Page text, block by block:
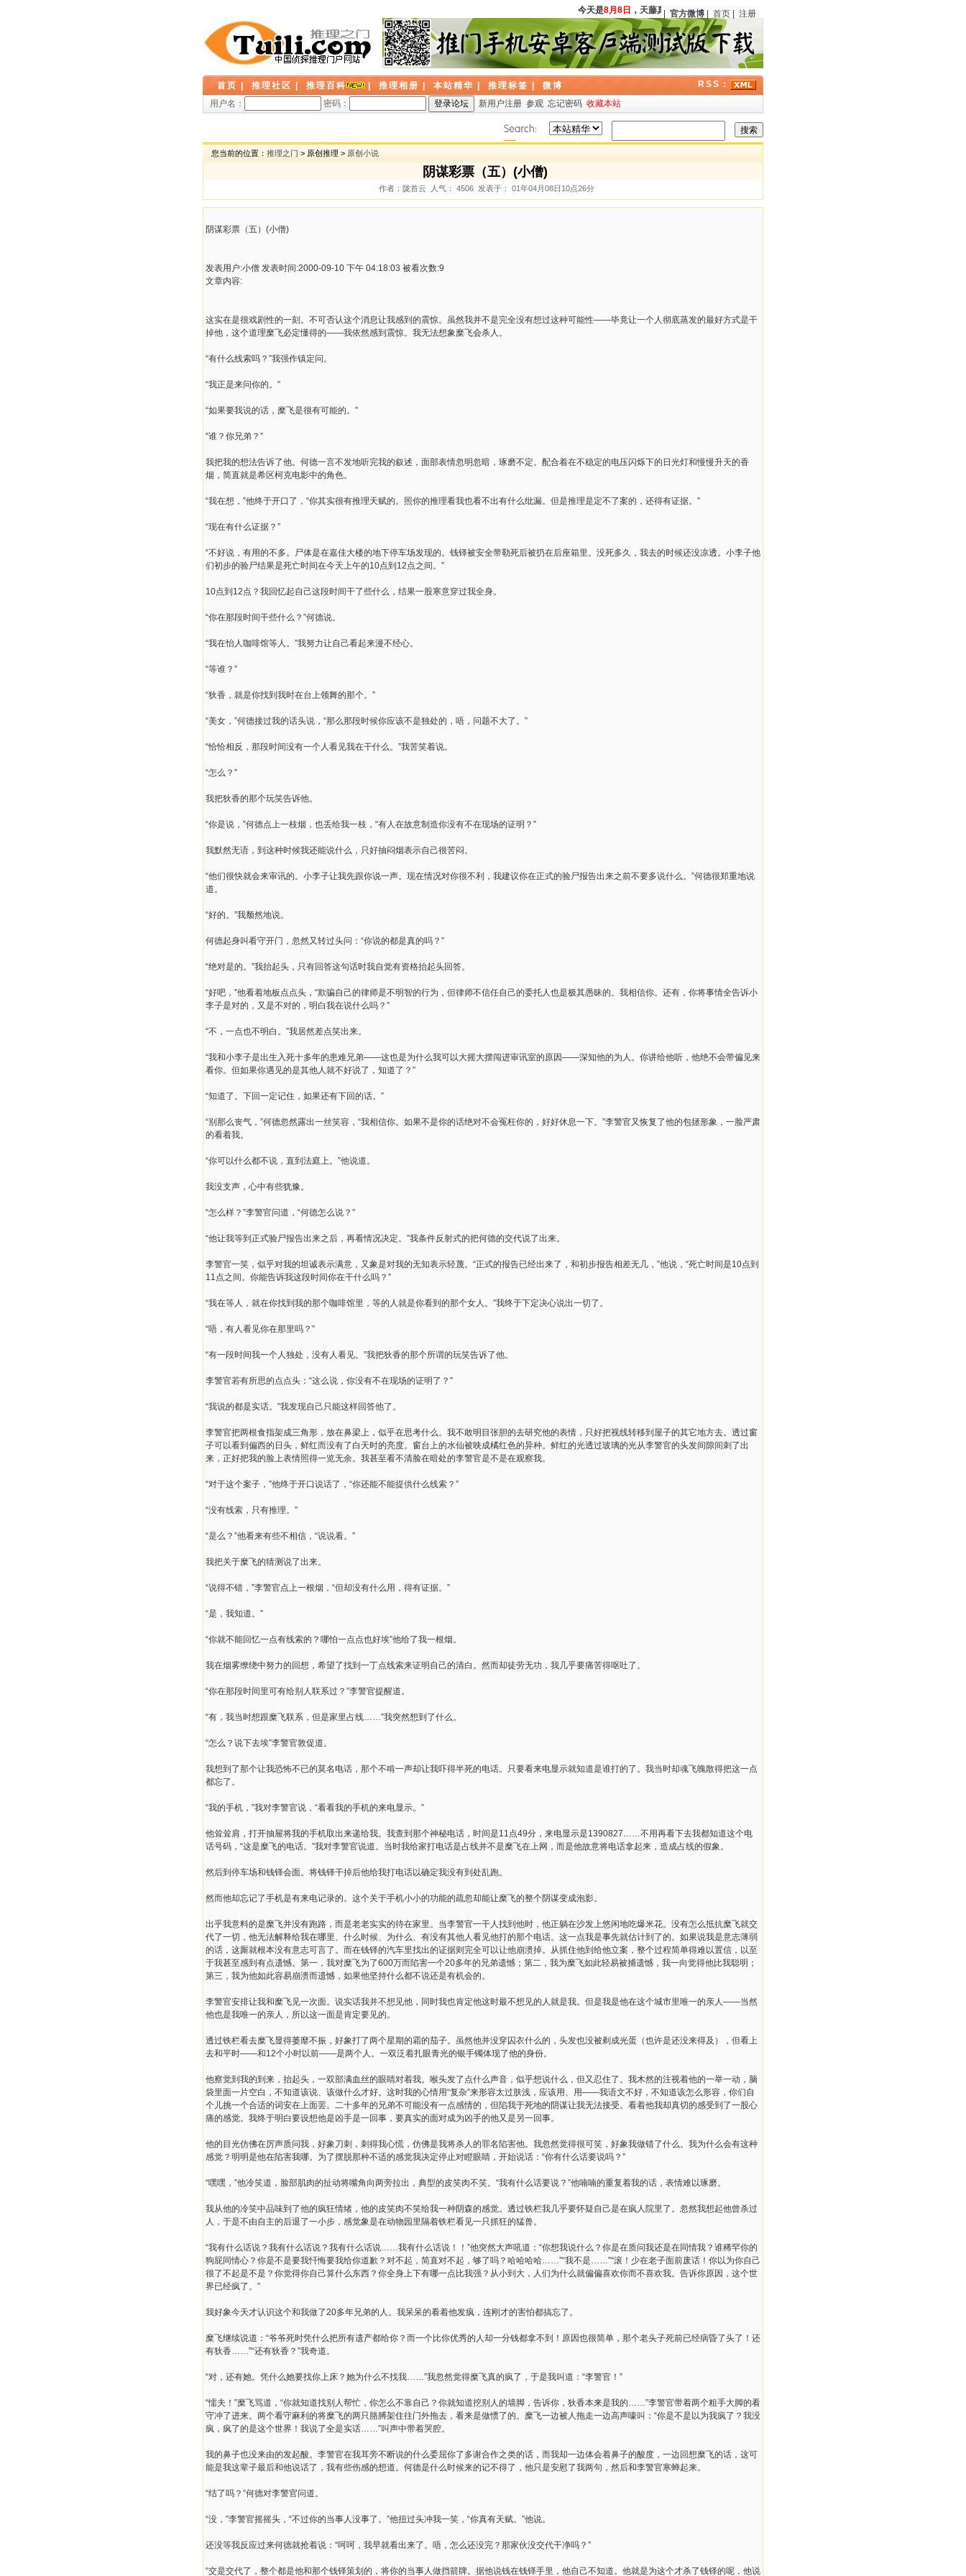
今天是8月8日 ， 天藤真（日本）诞辰 111周年；伊丽莎白·彼得斯
官方微博 首页 注册
首页 推理社区 推理百科 推理相册 本站精华 推理标签 微博
RSS：
用户名：
密码： 新用户注册 参观 忘记密码 收藏本站
您当前的位置： 推理之门 > 原创推理 > 原创小说
阴谋彩票（五）(小僧)
作者：陇首云 人气： 4506 发表于： 01年04月08日10点26分
阴谋彩票（五）(小僧)
发表用户:小僧 发表时间:2000-09-10 下午 04:18:03 被看次数:9
文章内容:
这实在是很戏剧性的一刻。不可否认这个消息让我感到的震惊。虽然我并不是完全没有想过这种可能性——毕竟让一个人彻底蒸发的最好方式是干
掉他，这个道理糜飞必定懂得的——我依然感到震惊。我无法想象糜飞会杀人。
“有什么线索吗？”我强作镇定问。
“我正是来问你的。”
“如果要我说的话，糜飞是很有可能的。”
“谁？你兄弟？”
我把我的想法告诉了他。何德一言不发地听完我的叙述，面部表情忽明忽暗，琢磨不定。配合着在不稳定的电压闪烁下的日光灯和慢慢升天的香
烟，简直就是希区柯克电影中的角色。
“我在想，”他终于开口了，“你其实很有推理天赋的。照你的推理看我也看不出有什么纰漏。但是推理是定不了案的，还得有证据。”
“现在有什么证据？”
“不好说，有用的不多。尸体是在嘉佳大楼的地下停车场发现的。钱铎被安全带勒死后被扔在后座箱里。没死多久，我去的时候还没凉透。小李子他
们初步的验尸结果是死亡时间在今天上午的10点到12点之间。”
10点到12点？我回忆起自己这段时间干了些什么，结果一股寒意穿过我全身。
“你在那段时间干些什么？”何德说。
“我在怡人咖啡馆等人。”我努力让自己看起来漫不经心。
“等谁？”
“狄香，就是你找到我时在台上领舞的那个。”
“美女，”何德接过我的话头说，“那么那段时候你应该不是独处的，唔，问题不大了。”
“恰恰相反，那段时间没有一个人看见我在干什么。”我苦笑着说。
“怎么？”
我把狄香的那个玩笑告诉他。
“你是说，”何德点上一枝烟，也丢给我一枝，“有人在故意制造你没有不在现场的证明？”
我默然无语，到这种时候我还能说什么，只好抽闷烟表示自己很苦闷。
“他们很快就会来审讯的。小李子让我先跟你说一声。现在情况对你很不利，我建议你在正式的验尸报告出来之前不要多说什么。”何德很郑重地说
道。
“好的。”我颓然地说。
何德起身叫看守开门，忽然又转过头问：“你说的都是真的吗？”
“绝对是的。”我抬起头，只有回答这句话时我自觉有资格抬起头回答。
“好吧，”他看着地板点点头，“欺骗自己的律师是不明智的行为，但律师不信任自己的委托人也是极其愚昧的。我相信你。还有，你将事情全告诉小
李子是对的，又是不对的，明白我在说什么吗？”
“不，一点也不明白。”我居然差点笑出来。
“我和小李子是出生入死十多年的患难兄弟——这也是为什么我可以大摇大摆闯进审讯室的原因——深知他的为人。你讲给他听，他绝不会带偏见来
看你。但如果你遇见的是其他人就不好说了，知道了？”
“知道了。下回一定记住，如果还有下回的话。”
“别那么丧气，”何德忽然露出一丝笑容，“我相信你。如果不是你的话绝对不会冤枉你的，好好休息一下。”李警官又恢复了他的包拯形象，一脸严肃
的看着我。
“你可以什么都不说，直到法庭上。”他说道。
我没支声，心中有些犹豫。
“怎么样？”李警官问道，“何德怎么说？”
“他让我等到正式验尸报告出来之后，再看情况决定。”我条件反射式的把何德的交代说了出来。
李警官一笑，似乎对我的坦诚表示满意，又象是对我的无知表示轻蔑。“正式的报告已经出来了，和初步报告相差无几，”他说，“死亡时间是10点到
11点之间。你能告诉我这段时间你在干什么吗？”
“我在等人，就在你找到我的那个咖啡馆里，等的人就是你看到的那个女人。”我终于下定决心说出一切了。
“唔，有人看见你在那里吗？”
“有一段时间我一个人独处，没有人看见。”我把狄香的那个所谓的玩笑告诉了他。
李警官若有所思的点点头：“这么说，你没有不在现场的证明了？”
“我说的都是实话。”我发现自己只能这样回答他了。
李警官把两根食指架成三角形，放在鼻梁上，似乎在思考什么。我不敢明目张胆的去研究他的表情，只好把视线转移到屋子的其它地方去。透过窗
子可以看到偏西的日头，鲜红而没有了白天时的亮度。窗台上的水仙被映成橘红色的异种。鲜红的光透过玻璃的光从李警官的头发间隙间刺了出
来，正好把我的脸上表情照得一览无余。我甚至看不清脸在暗处的李警官是不是在观察我。
“对于这个案子，”他终于开口说话了，“你还能不能提供什么线索？”
“没有线索，只有推理。”
“是么？”他看来有些不相信，“说说看。”
我把关于糜飞的猜测说了出来。
“说得不错，”李警官点上一根烟，“但却没有什么用，得有证据。”
“是，我知道。”
“你就不能回忆一点有线索的？哪怕一点点也好埃”他给了我一根烟。
我在烟雾缭绕中努力的回想，希望了找到一丁点线索来证明自己的清白。然而却徒劳无功，我几乎要痛苦得呕吐了。
“你在那段时间里可有给别人联系过？”李警官提醒道。
“有，我当时想跟糜飞联系，但是家里占线……”我突然想到了什么。
“怎么？说下去埃”李警官敦促道。
我想到了那个让我恐怖不已的莫名电话，那个不啃一声却让我吓得半死的电话。只要看来电显示就知道是谁打的了。我当时却魂飞魄散得把这一点
都忘了。
“我的手机，”我对李警官说，“看看我的手机的来电显示。”
他耸耸肩，打开抽屉将我的手机取出来递给我。我查到那个神秘电话，时间是11点49分，来电显示是1390827……不用再看下去我都知道这个电
话号码，“这是糜飞的电话。”我对李警官说道。当时我给家打电话是占线并不是糜飞在上网，而是他故意将电话拿起来，造成占线的假象。
然后到停车场和钱铎会面。将钱铎干掉后他给我打电话以确定我没有到处乱跑。
然而他却忘记了手机是有来电记录的。这个关于手机小小的功能的疏忽却能让糜飞的整个阴谋变成泡影。
出乎我意料的是糜飞并没有跑路，而是老老实实的待在家里。当李警官一干人找到他时，他正躺在沙发上悠闲地吃爆米花。没有怎么抵抗糜飞就交
代了一切，他无法解释给我在哪里、什么时候、为什么、有没有其他人看见他打的那个电话。这一点我是事先就估计到了的。如果说我是意志薄弱
的话，这厮就根本没有意志可言了。而在钱铎的汽车里找出的证据则完全可以让他崩溃掉。从抓住他到给他立案，整个过程简单得难以置信，以至
于我甚至感到有点遗憾。第一，我对糜飞为了600万而陷害一个20多年的兄弟遗憾；第二，我为糜飞如此轻易被捕遗憾，我一向觉得他比我聪明；
第三，我为他如此容易崩溃而遗憾，如果他坚持什么都不说还是有机会的。
李警官安排让我和糜飞见一次面。说实话我并不想见他，同时我也肯定他这时最不想见的人就是我。但是我是他在这个城市里唯一的亲人——当然
他也是我唯一的亲人，所以这一面是肯定要见的。
透过铁栏看去糜飞显得萎靡不振，好象打了两个星期的霜的茄子。虽然他并没穿囚衣什么的，头发也没被剃成光蛋（也许是还没来得及），但看上
去和平时——和12个小时以前——是两个人。一双泛着扎眼青光的银手镯体现了他的身份。
他察觉到我的到来，抬起头，一双部满血丝的眼睛对着我。喉头发了点什么声音，似乎想说什么，但又忍住了。我木然的注视着他的一举一动，脑
袋里面一片空白，不知道该说、该做什么才好。这时我的心情用“复杂”来形容太过肤浅，应该用、用——我语文不好，不知道该怎么形容，你们自
个儿挑一个合适的词安在上面罢。二十多年的兄弟不可能没有一点感情的，但陷我于死地的阴谋让我无法接受。看着他我却真切的感受到了一股心
痛的感觉。我终于明白要设想他是凶手是一回事，要真实的面对成为凶手的他又是另一回事。
他的目光仿佛在厉声质问我，好象刀刺，刺得我心慌，仿佛是我将杀人的罪名陷害他。我忽然觉得很可笑，好象我做错了什么。我为什么会有这种
感觉？明明是他在陷害我哪。为了摆脱那种不适的感觉我决定停止对瞪眼睛，开始说话：“你有什么话要说吗？”
“嘿嘿，”他冷笑道，脸部肌肉的扯动将嘴角向两旁拉出，典型的皮笑肉不笑。“我有什么话要说？”他喃喃的重复着我的话，表情难以琢磨。
我从他的冷笑中品味到了他的疯狂情绪，他的皮笑肉不笑给我一种阴森的感觉。透过铁栏我几乎要怀疑自己是在疯人院里了。忽然我想起他曾杀过
人，于是不由自主的后退了一小步，感觉象是在动物园里隔着铁栏看见一只抓狂的猛兽。
“我有什么话说？我有什么话说？我有什么话说……我有什么话说！！”他突然大声吼道：“你想我说什么？你是在质问我还是在同情我？谁稀罕你的
狗屁同情心？你是不是要我忏悔要我给你道歉？对不起，简直对不起，够了吗？哈哈哈哈……”“我不是……”“滚！少在老子面前废话！你以为你自己
很了不起是不是？你觉得你自己算什么东西？你全身上下有哪一点比我强？从小到大，人们为什么就偏偏喜欢你而不喜欢我。告诉你原因，这个世
界已经疯了。”
我好象今天才认识这个和我做了20多年兄弟的人。我呆呆的看着他发疯，连刚才的害怕都搞忘了。
糜飞继续说道：“爷爷死时凭什么把所有遗产都给你？而一个比你优秀的人却一分钱都拿不到！原因也很简单，那个老头子死前已经病昏了头了！还
有狄香……”“还有狄香？”我奇道。
“对，还有她。凭什么她要找你上床？她为什么不找我……”我忽然觉得糜飞真的疯了，于是我叫道：“李警官！”
“懦夫！”糜飞骂道，“你就知道找别人帮忙，你怎么不靠自己？你就知道挖别人的墙脚，告诉你，狄香本来是我的……”李警官带着两个粗手大脚的看
守冲了进来。两个看守麻利的将糜飞的两只胳膊架住往门外拖去，看来是做惯了的。糜飞一边被人拖走一边高声嚎叫：“你是不是以为我疯了？我没
疯，疯了的是这个世界！我说了全是实话……”叫声中带着哭腔。
我的鼻子也没来由的发起酸。李警官在我耳旁不断说的什么委屈你了多谢合作之类的话，而我却一边体会着鼻子的酸度，一边回想糜飞的话，这可
能是我这辈子最后和他说话了，我有些伤感的想道。何德是什么时候来的记不得了，他只是安慰了我两句，然后和李警官寒蝉起来。
“结了吗？”何德对李警官问道。
“没，”李警官摇摇头，“不过你的当事人没事了。”他扭过头冲我一笑，“你真有天赋。”他说。
还没等我反应过来何德就抢着说：“呵呵，我早就看出来了。唔，怎么还没完？那家伙没交代干净吗？”
“交是交代了，整个都是他和那个钱铎策划的，将你的当事人做挡箭牌。据他说钱在钱铎手里，他自己不知道。他就是为这个才杀了钱铎的呢，他说